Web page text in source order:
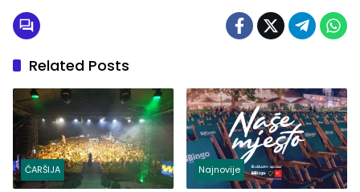
Related Posts
ČARŠIJA Najnovije